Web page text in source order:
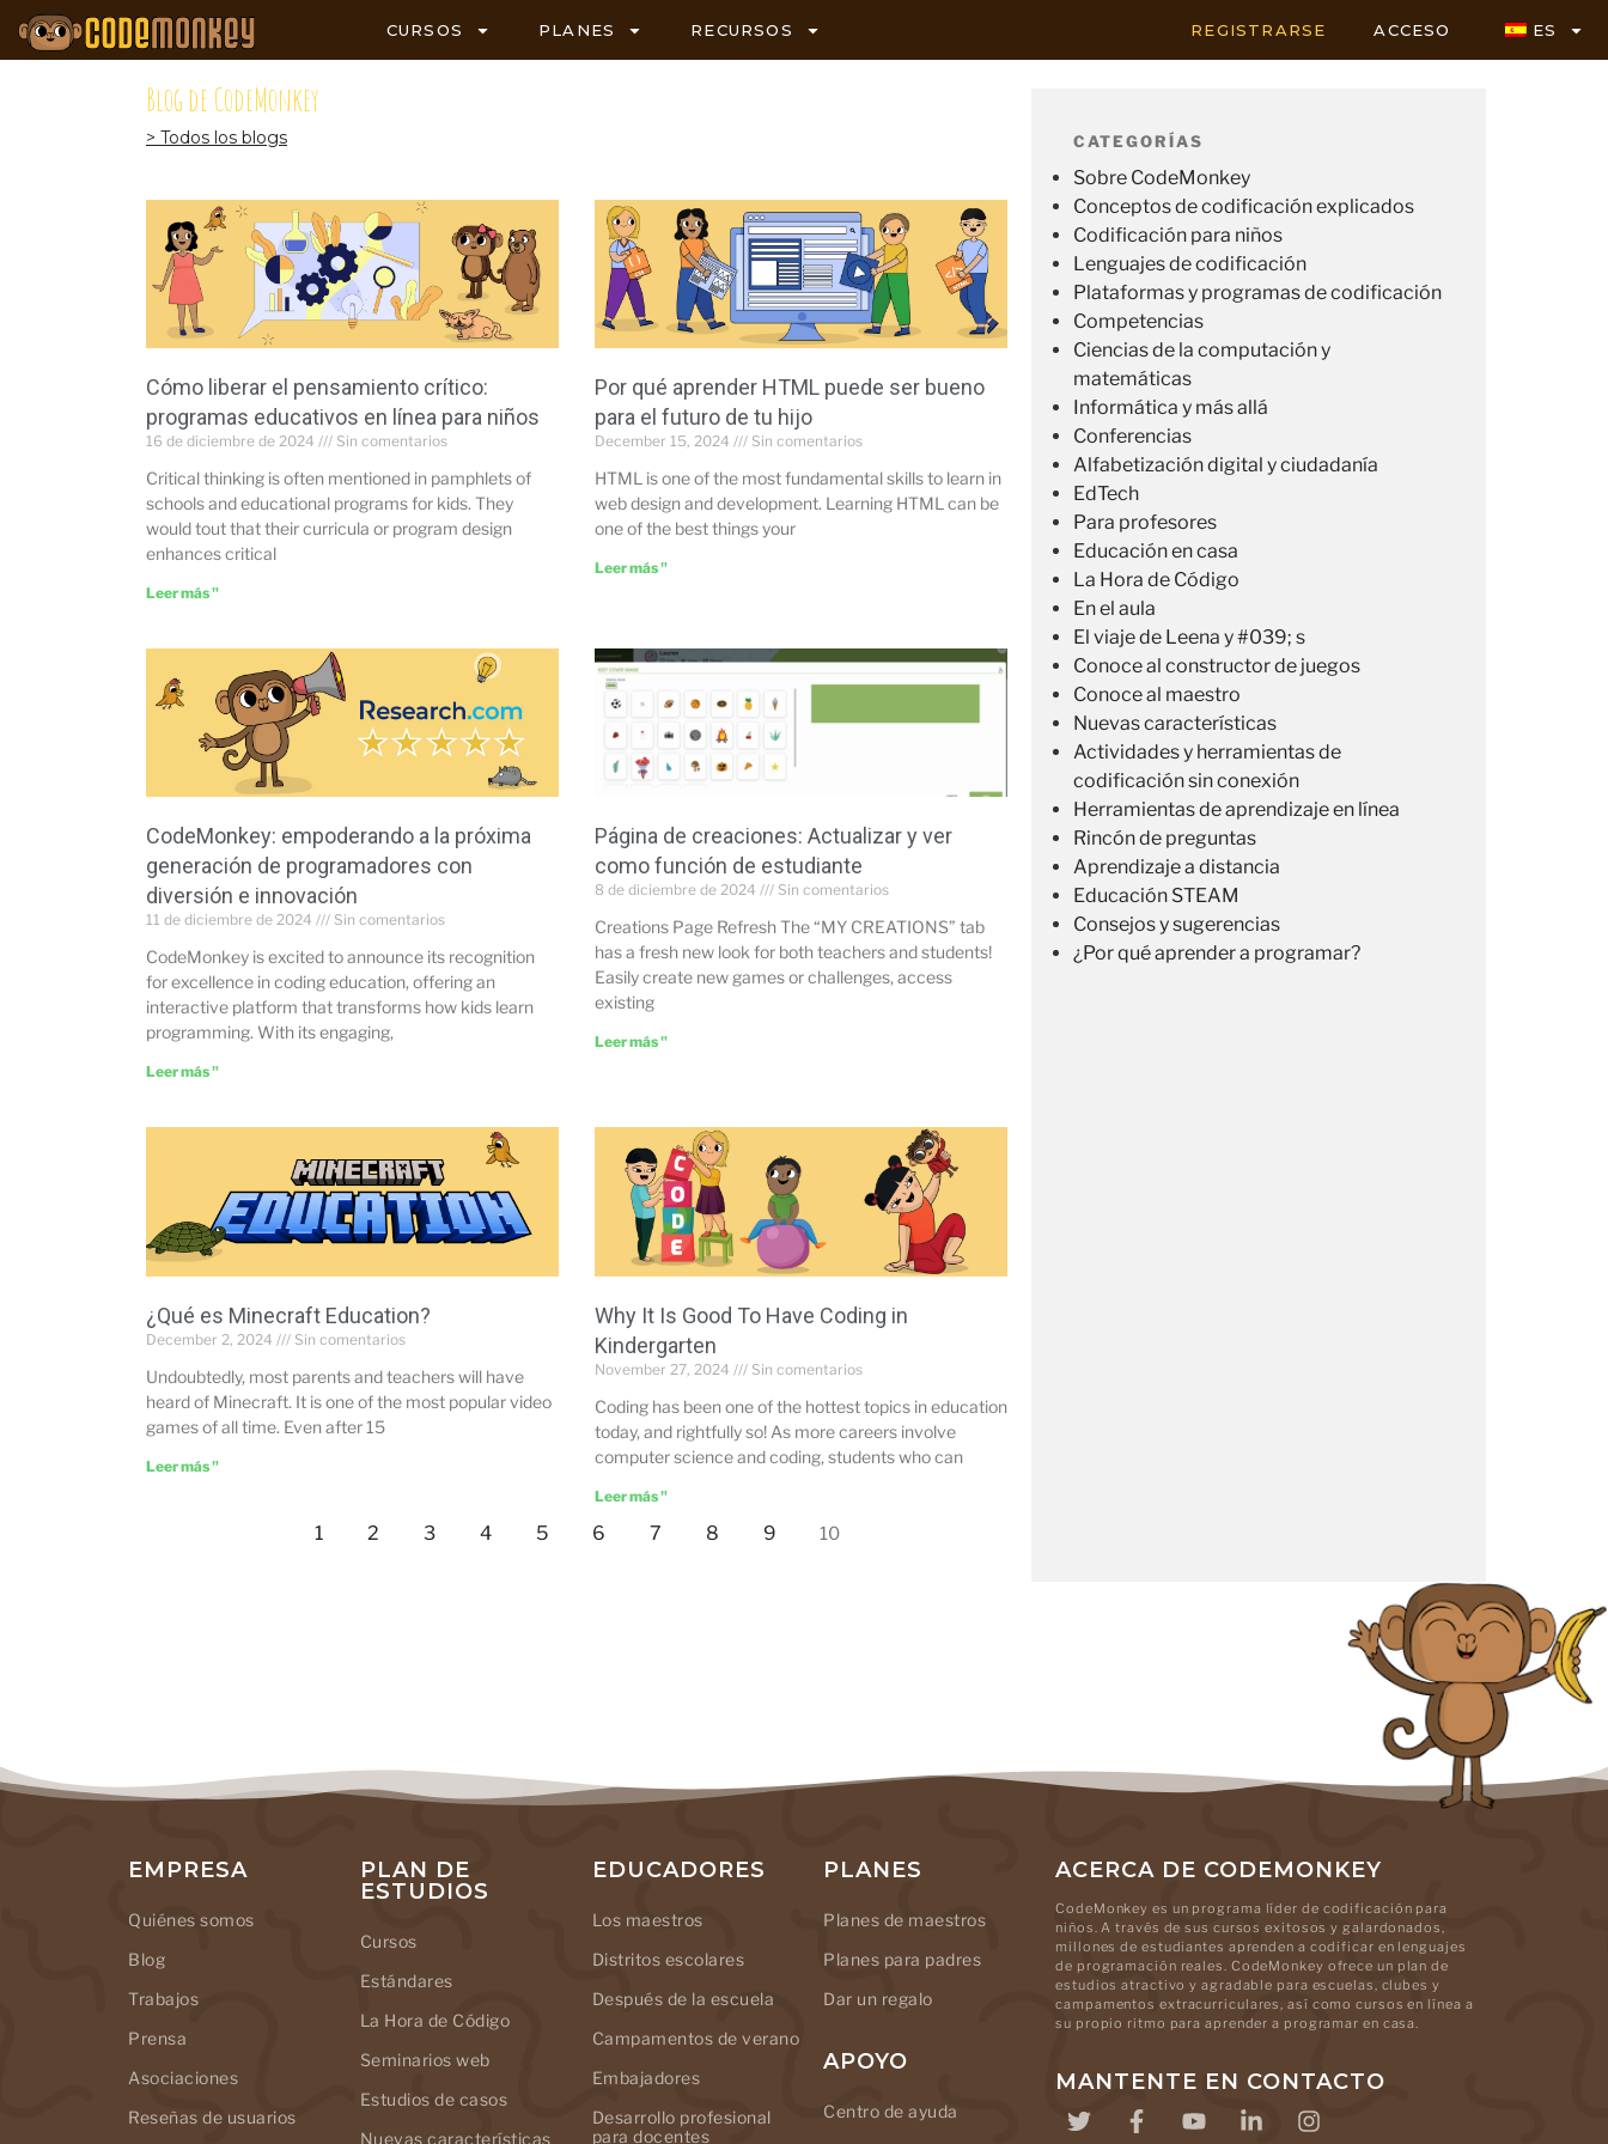
CURSOS PLANES RECURSOS REGISTRARSE ACCESO ES
Blog de CodeMonkey
> Todos los blogs
Cómo liberar el pensamiento crítico:
programas educativos en línea para niños
16 de diciembre de 2024 Sin comentarios
Critical thinking is often mentioned in pamphlets of
schools and educational programs for kids. They
would tout that their curricula or program design
enhances critical
Leer más "
Por qué aprender HTML puede ser bueno
para el futuro de tu hijo
December 15, 2024 Sin comentarios
HTML is one of the most fundamental skills to learn in
web design and development. Learning HTML can be
one of the best things your
Leer más "
CodeMonkey: empoderando a la próxima
generación de programadores con
diversión e innovación
11 de diciembre de 2024 Sin comentarios
CodeMonkey is excited to announce its recognition
for excellence in coding education, offering an
interactive platform that transforms how kids learn
programming. With its engaging,
Leer más "
Página de creaciones: Actualizar y ver
como función de estudiante
8 de diciembre de 2024 Sin comentarios
Creations Page Refresh The “MY CREATIONS” tab
has a fresh new look for both teachers and students!
Easily create new games or challenges, access
existing
Leer más "
¿Qué es Minecraft Education?
December 2, 2024 Sin comentarios
Undoubtedly, most parents and teachers will have
heard of Minecraft. It is one of the most popular video
games of all time. Even after 15
Leer más "
Why It Is Good To Have Coding in
Kindergarten
November 27, 2024 Sin comentarios
Coding has been one of the hottest topics in education
today, and rightfully so! As more careers involve
computer science and coding, students who can
Leer más "
1 2 3 4 5 6 7 8 9 10
CATEGORÍAS
Sobre CodeMonkey
Conceptos de codificación explicados
Codificación para niños
Lenguajes de codificación
Plataformas y programas de codificación
Competencias
Ciencias de la computación y
matemáticas
Informática y más allá
Conferencias
Alfabetización digital y ciudadanía
EdTech
Para profesores
Educación en casa
La Hora de Código
En el aula
El viaje de Leena y #039; s
Conoce al constructor de juegos
Conoce al maestro
Nuevas características
Actividades y herramientas de
codificación sin conexión
Herramientas de aprendizaje en línea
Rincón de preguntas
Aprendizaje a distancia
Educación STEAM
Consejos y sugerencias
¿Por qué aprender a programar?
EMPRESA
Quiénes somos
Blog
Trabajos
Prensa
Asociaciones
Reseñas de usuarios
PLAN DE
ESTUDIOS
Cursos
Estándares
La Hora de Código
Seminarios web
Estudios de casos
Nuevas características
EDUCADORES
Los maestros
Distritos escolares
Después de la escuela
Campamentos de verano
Embajadores
Desarrollo profesional
para docentes
PLANES
Planes de maestros
Planes para padres
Dar un regalo
APOYO
Centro de ayuda
ACERCA DE CODEMONKEY
CodeMonkey es un programa líder de codificación para
niños. A través de sus cursos exitosos y galardonados,
millones de estudiantes aprenden a codificar en lenguajes
de programación reales. CodeMonkey ofrece un plan de
estudios atractivo y agradable para escuelas, clubes y
campamentos extracurriculares, así como cursos en línea a
su propio ritmo para aprender a programar en casa.
MANTENTE EN CONTACTO